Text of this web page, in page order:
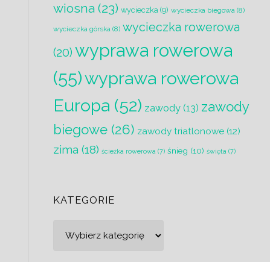
wiosna (23) wycieczka (9) wycieczka biegowa (8)
wycieczka górska (8) wycieczka rowerowa
(20) wyprawa rowerowa
(55)wyprawa rowerowa
Europa (52) zawody (13) zawody
biegowe (26) zawody triatlonowe (12)
zima (18) ścieżka rowerowa (7) śnieg (10) święta (7)
KATEGORIE